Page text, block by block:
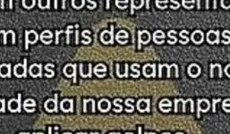
COM ETIQUETA DE LACRE SEM
ESTAMOS A DISPOSIÇÃO